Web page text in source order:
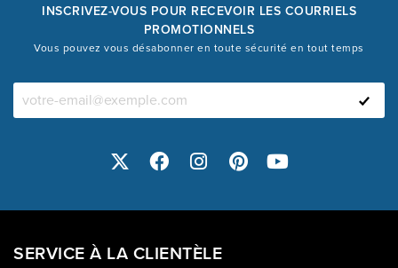
INSCRIVEZ-VOUS POUR RECEVOIR LES COURRIELS
PROMOTIONNELS
Vous pouvez vous désabonner en toute sécurité en tout temps
SERVICE À LA CLIENTÈLE